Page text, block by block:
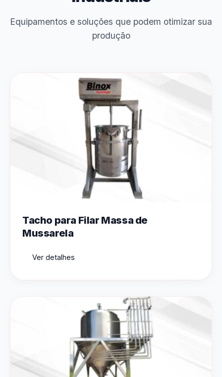
Equipamentos e soluções que podem otimizar sua
produção
Tacho para Filar Massa de
Mussarela
Ver detalhes